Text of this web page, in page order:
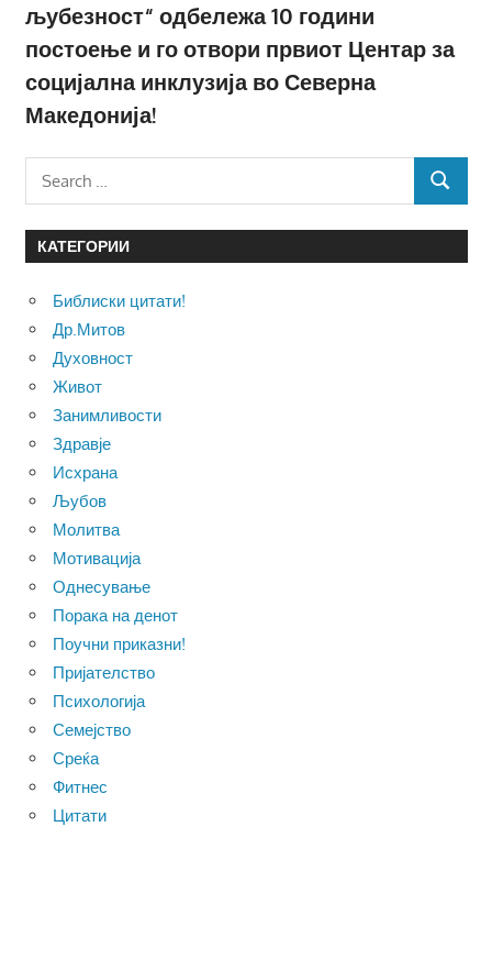
љубезност“ одбележа 10 години
постоење и го отвори првиот Центар за
социјална инклузија во Северна
Македонија!
SEARCH
КАТЕГОРИИ
Библиски цитати!
Др.Митов
Духовност
Живот
Занимливости
Здравје
Исхрана
Љубов
Молитва
Мотивација
Однесување
Порака на денот
Поучни приказни!
Пријателство
Психологија
Семејство
Среќа
Фитнес
Цитати